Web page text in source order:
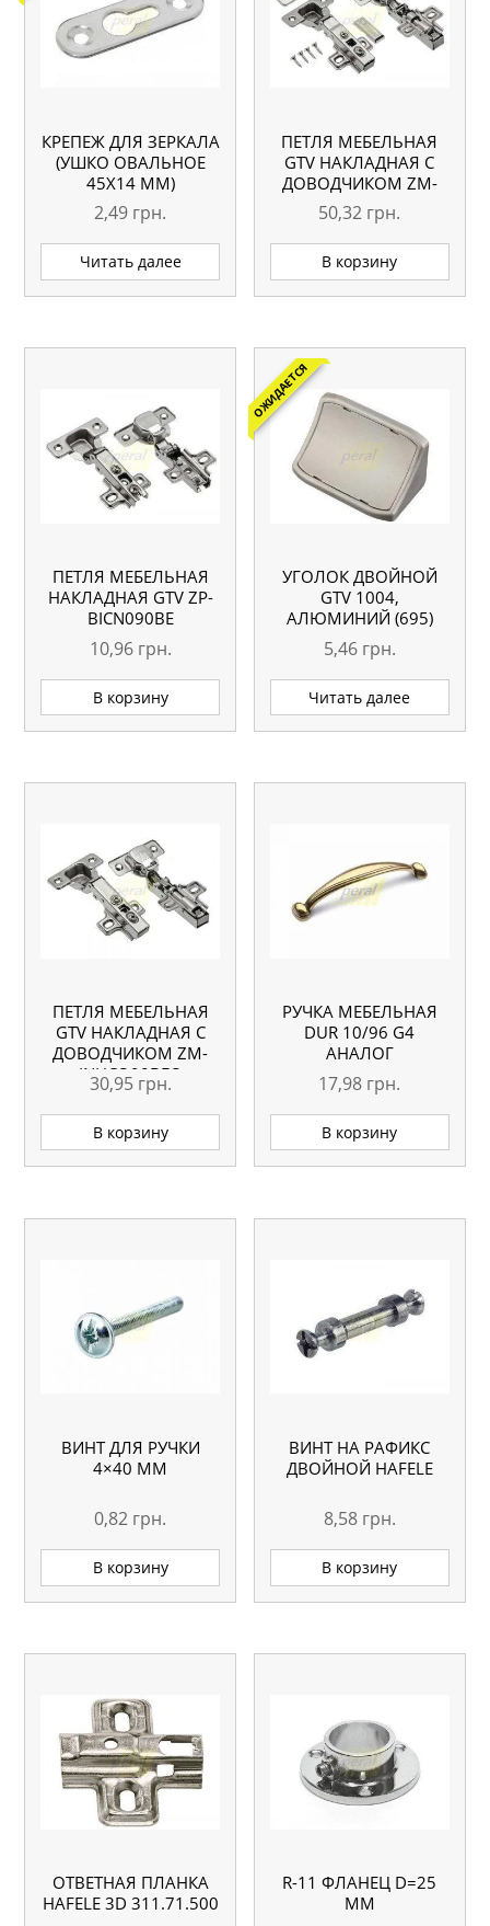
КРЕПЕЖ ДЛЯ ЗЕРКАЛА
(УШКО ОВАЛЬНОЕ
45Х14 ММ)
2,49 грн.
Читать далее
ПЕТЛЯ МЕБЕЛЬНАЯ
GTV НАКЛАДНАЯ С
ДОВОДЧИКОМ ZM-
ECHC09BEO
50,32 грн.
В корзину
ПЕТЛЯ МЕБЕЛЬНАЯ
НАКЛАДНАЯ GTV ZP-
BICN090BE
10,96 грн.
В корзину
ОЖИДАЕТСЯ
УГОЛОК ДВОЙНОЙ
GTV 1004,
АЛЮМИНИЙ (695)
5,46 грн.
Читать далее
ПЕТЛЯ МЕБЕЛЬНАЯ
GTV НАКЛАДНАЯ С
ДОВОДЧИКОМ ZM-
INHCO90BEO
30,95 грн.
В корзину
РУЧКА МЕБЕЛЬНАЯ
DUR 10/96 G4
АНАЛОГ
17,98 грн.
В корзину
ВИНТ ДЛЯ РУЧКИ
4×40 ММ
0,82 грн.
В корзину
ВИНТ НА РАФИКС
ДВОЙНОЙ HAFELE
8,58 грн.
В корзину
ОТВЕТНАЯ ПЛАНКА
HAFELE 3D 311.71.500
R-11 ФЛАНЕЦ D=25
ММ